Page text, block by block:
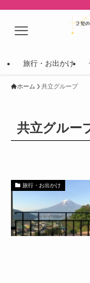
旅行・お出かけ
ホーム 共立グループ
共立グルー
旅行・お出かけ